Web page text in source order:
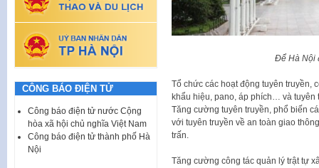
Để Hà Nội
Tổ chức các hoạt động tuyên truyền,
khẩu hiệu, pano, áp phích… và
Tăng cường tuyên truyền, phổ biến
với tuyên truyền về an toàn giao
trấn.
Tăng cường công tác quản lý trật tự
CÔNG BÁO ĐIỆN TỬ
Công báo điện tử nước Cộng
hòa xã hội chủ nghĩa Việt Nam
Công báo điện tử thành phố Hà
Nội